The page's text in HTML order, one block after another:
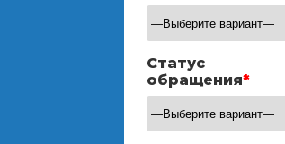
Статус
обращения*